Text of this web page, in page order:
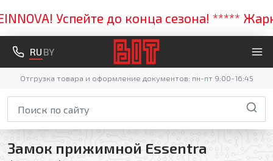
Успейте до конца сезона! *****
RU BY
Отгрузка товара и оформление документов: пн-пт 9:00-16:45
Замок прижимной Essentra